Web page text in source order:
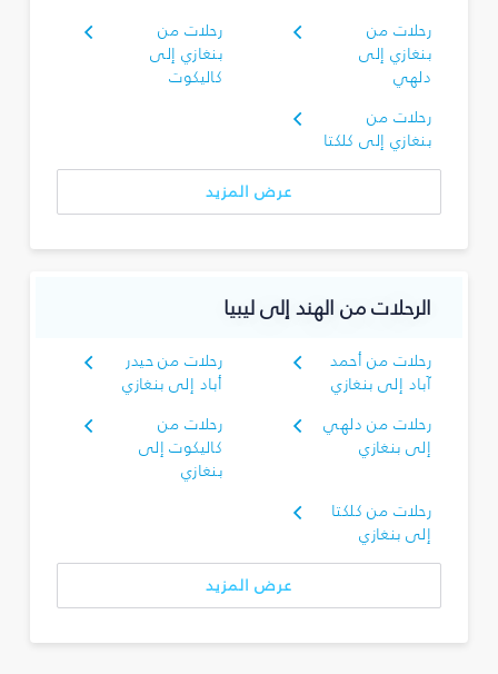
رحلات من
بنغازي إلى
دلهي
رحلات من
بنغازي إلى
كاليكوت
رحلات من
بنغازي إلى كلكتا
عرض المزيد
الرحلات من الهند إلى ليبيا
رحلات من أحمد
آباد إلى بنغازي
رحلات من حيدر
أباد إلى بنغازي
رحلات من دلهي
إلى بنغازي
رحلات من
كاليكوت إلى
بنغازي
رحلات من كلكتا
إلى بنغازي
عرض المزيد